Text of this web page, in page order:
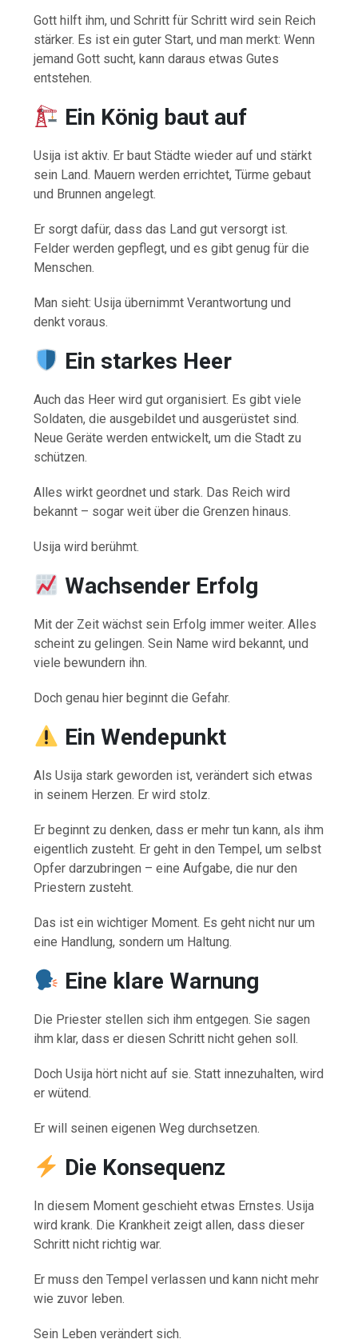
Gott hilft ihm, und Schritt für Schritt wird sein Reich
stärker. Es ist ein guter Start, und man merkt: Wenn
jemand Gott sucht, kann daraus etwas Gutes
entstehen.
Ein König baut auf
Usija ist aktiv. Er baut Städte wieder auf und stärkt
sein Land. Mauern werden errichtet, Türme gebaut
und Brunnen angelegt.
Er sorgt dafür, dass das Land gut versorgt ist.
Felder werden gepflegt, und es gibt genug für die
Menschen.
Man sieht: Usija übernimmt Verantwortung und
denkt voraus.
Ein starkes Heer
Auch das Heer wird gut organisiert. Es gibt viele
Soldaten, die ausgebildet und ausgerüstet sind.
Neue Geräte werden entwickelt, um die Stadt zu
schützen.
Alles wirkt geordnet und stark. Das Reich wird
bekannt – sogar weit über die Grenzen hinaus.
Usija wird berühmt.
Wachsender Erfolg
Mit der Zeit wächst sein Erfolg immer weiter. Alles
scheint zu gelingen. Sein Name wird bekannt, und
viele bewundern ihn.
Doch genau hier beginnt die Gefahr.
Ein Wendepunkt
Als Usija stark geworden ist, verändert sich etwas
in seinem Herzen. Er wird stolz.
Er beginnt zu denken, dass er mehr tun kann, als ihm
eigentlich zusteht. Er geht in den Tempel, um selbst
Opfer darzubringen – eine Aufgabe, die nur den
Priestern zusteht.
Das ist ein wichtiger Moment. Es geht nicht nur um
eine Handlung, sondern um Haltung.
Eine klare Warnung
Die Priester stellen sich ihm entgegen. Sie sagen
ihm klar, dass er diesen Schritt nicht gehen soll.
Doch Usija hört nicht auf sie. Statt innezuhalten, wird
er wütend.
Er will seinen eigenen Weg durchsetzen.
Die Konsequenz
In diesem Moment geschieht etwas Ernstes. Usija
wird krank. Die Krankheit zeigt allen, dass dieser
Schritt nicht richtig war.
Er muss den Tempel verlassen und kann nicht mehr
wie zuvor leben.
Sein Leben verändert sich.